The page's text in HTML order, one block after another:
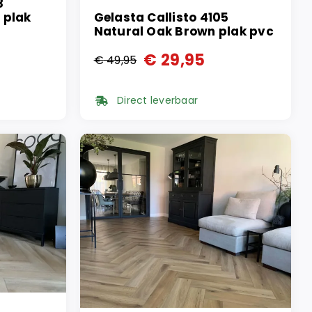
plak
Gelasta Callisto 4105
Natural Oak Brown plak pvc
€49,95
Oorspronkelijke
prijs
€ 49,95.
€ 29,95
Huidige
prijs
€ 29,95.
Direct leverbaar